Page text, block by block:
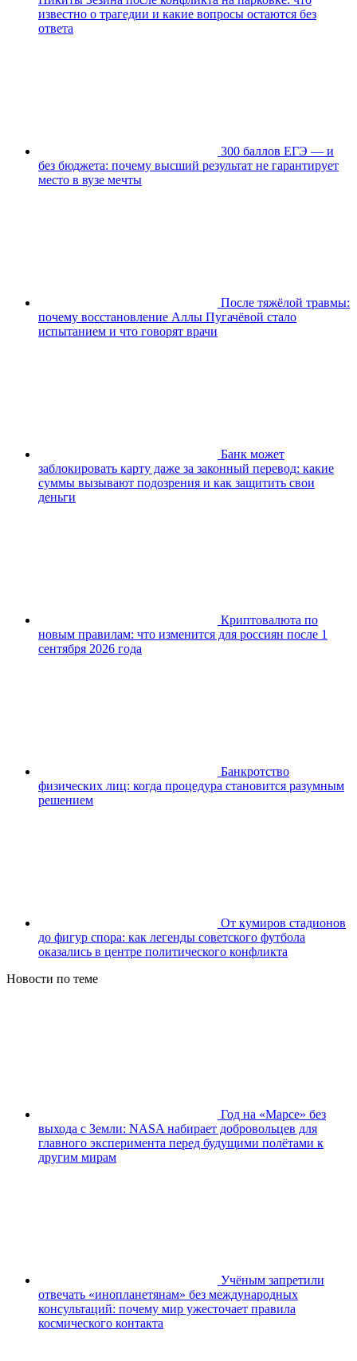
известно о трагедии и какие вопросы остаются без
ответа
300 баллов ЕГЭ — и
без бюджета: почему высший результат не гарантирует
место в вузе мечты
После тяжёлой травмы:
почему восстановление Аллы Пугачёвой стало
испытанием и что говорят врачи
Банк может
заблокировать карту даже за законный перевод: какие
суммы вызывают подозрения и как защитить свои
деньги
Криптовалюта по
новым правилам: что изменится для россиян после 1
сентября 2026 года
Банкротство
физических лиц: когда процедура становится разумным
решением
От кумиров стадионов
до фигур спора: как легенды советского футбола
оказались в центре политического конфликта
Новости по теме
Год на «Марсе» без
выхода с Земли: NASA набирает добровольцев для
главного эксперимента перед будущими полётами к
другим мирам
Учёным запретили
отвечать «инопланетянам» без международных
консультаций: почему мир ужесточает правила
космического контакта